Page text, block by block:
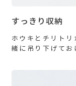
すっきり収納
ホウキとチリト
緒に吊り下げてお